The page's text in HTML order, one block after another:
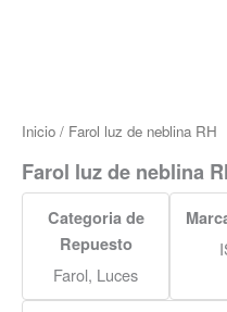
Inicio / Farol luz de neblina RH
Farol luz de neblina
Categoria de
Repuesto
Farol, Luces